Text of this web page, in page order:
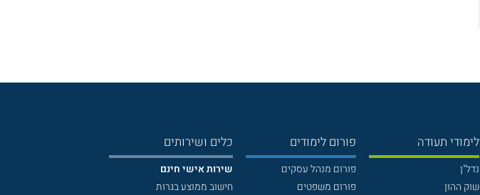
לימודי תעודה
נדל"ן
שוק ההון
פורום לימודים
פורום מנהל עסקים
פורום משפטים
כלים ושירותים
שירות אישי חינם
חישוב ממוצע בגרות